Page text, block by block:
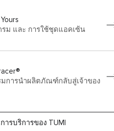
รม และ การใช้ชุดแอคเซ้น
มการนำผลิตภัณฑ์กลับสู่เจ้าของ
การบริการของ TUMI